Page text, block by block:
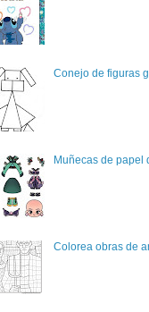
Conejo de figuras
Muñecas de papel
Colorea obras de